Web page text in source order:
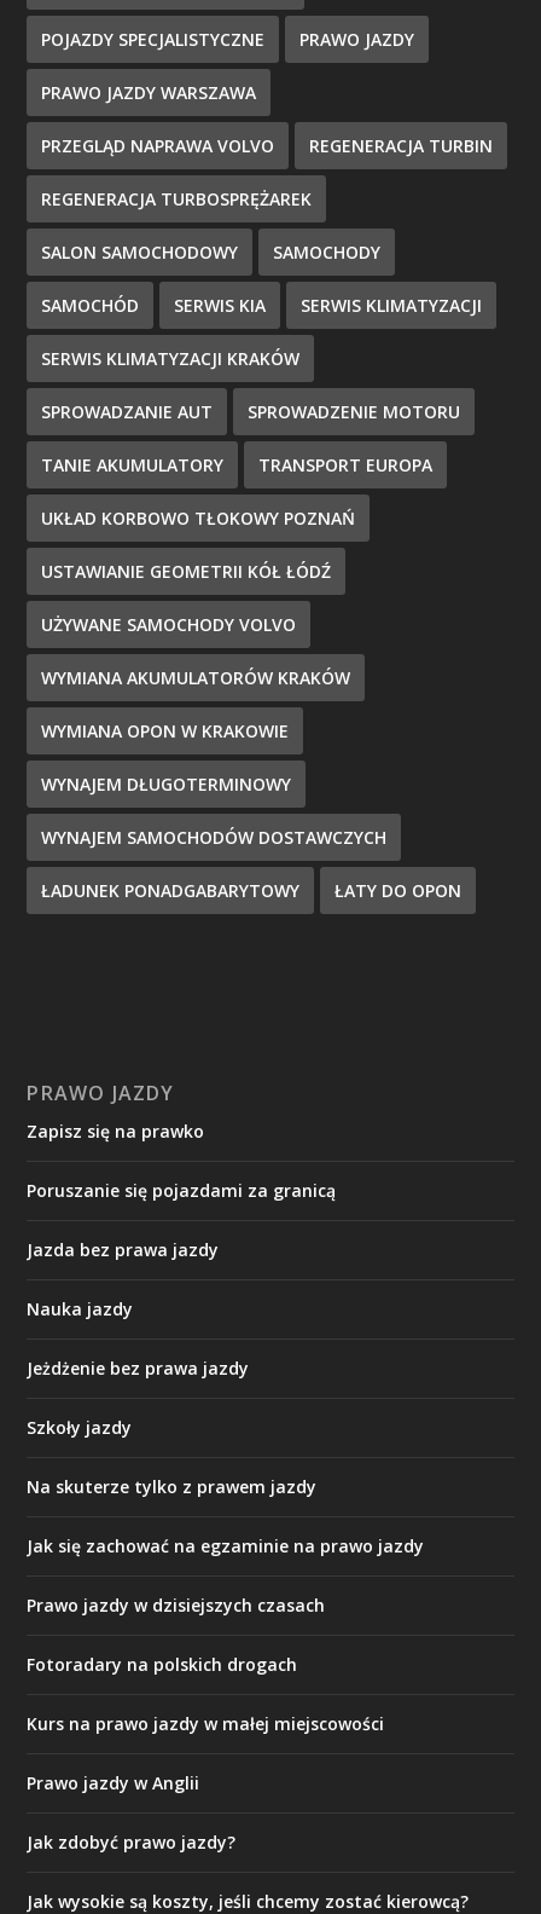
POJAZDY SPECJALISTYCZNE PRAWO JAZDY
PRAWO JAZDY WARSZAWA
PRZEGLĄD NAPRAWA VOLVO REGENERACJA TURBIN
REGENERACJA TURBOSPRĘŻAREK
SALON SAMOCHODOWY SAMOCHODY
SAMOCHÓD SERWIS KIA SERWIS KLIMATYZACJI
SERWIS KLIMATYZACJI KRAKÓW
SPROWADZANIE AUT SPROWADZENIE MOTORU
TANIE AKUMULATORY TRANSPORT EUROPA
UKŁAD KORBOWO TŁOKOWY POZNAŃ
USTAWIANIE GEOMETRII KÓŁ ŁÓDŹ
UŻYWANE SAMOCHODY VOLVO
WYMIANA AKUMULATORÓW KRAKÓW
WYMIANA OPON W KRAKOWIE
WYNAJEM DŁUGOTERMINOWY
WYNAJEM SAMOCHODÓW DOSTAWCZYCH
ŁADUNEK PONADGABARYTOWY ŁATY DO OPON
PRAWO JAZDY
Zapisz się na prawko
Poruszanie się pojazdami za granicą
Jazda bez prawa jazdy
Nauka jazdy
Jeżdżenie bez prawa jazdy
Szkoły jazdy
Na skuterze tylko z prawem jazdy
Jak się zachować na egzaminie na prawo jazdy
Prawo jazdy w dzisiejszych czasach
Fotoradary na polskich drogach
Kurs na prawo jazdy w małej miejscowości
Prawo jazdy w Anglii
Jak zdobyć prawo jazdy?
Jak wysokie są koszty, jeśli chcemy zostać kierowcą?